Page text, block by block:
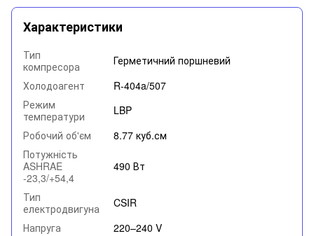
Характеристики
Тип
компресора
Герметичний поршневий
Холодоагент
R-404a/507
Режим
температури
LBP
Робочий об'єм
8.77 куб.см
Потужність
ASHRAE
-23,3/+54,4
490 Вт
Тип
електродвигуна
CSIR
Напруга
220–240 V